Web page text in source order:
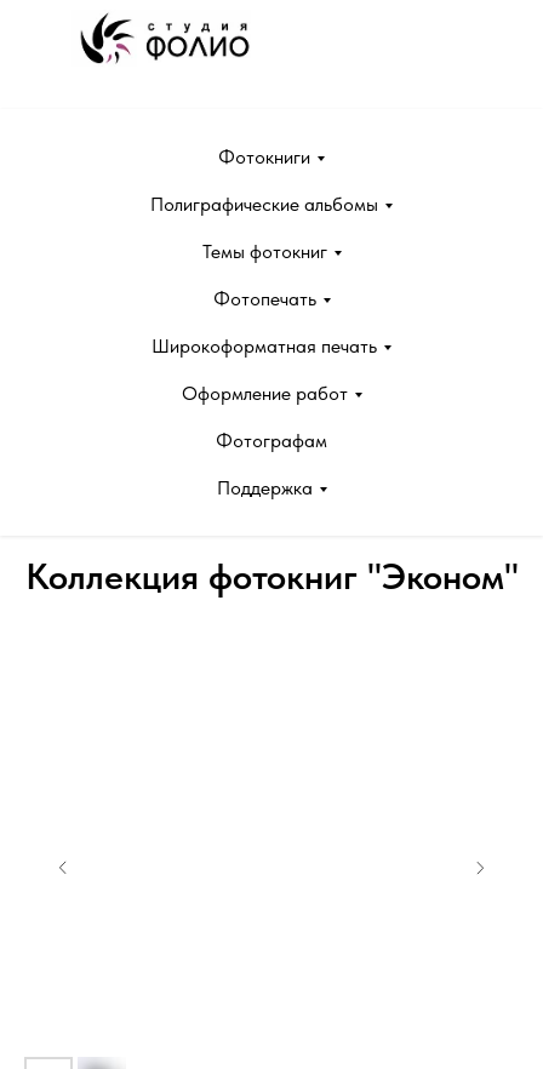
Фотокниги
Полиграфические альбомы
Темы фотокниг
Фотопечать
Широкоформатная печать
Оформление работ
Фотографам
Поддержка
Коллекция фотокниг "Эконом"